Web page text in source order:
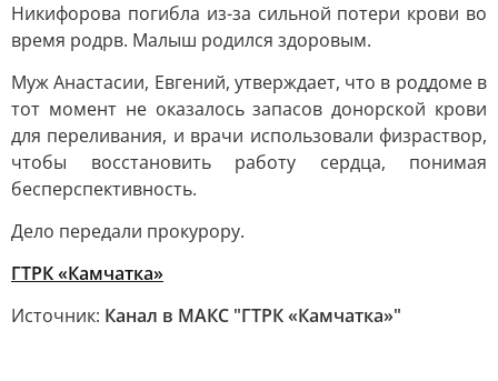
Никифорова погибла из-за сильной потери крови во
время родрв. Малыш родился здоровым.
Муж Анастасии, Евгений, утверждает, что в роддоме в
тот момент не оказалось запасов донорской крови
для переливания, и врачи использовали физраствор,
чтобы восстановить работу сердца, понимая
бесперспективность.
Дело передали прокурору.
ГТРК «Камчатка»
Источник: Канал в МАКС "ГТРК «Камчатка»"